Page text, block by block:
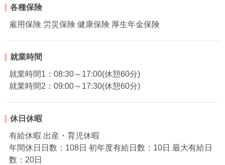
各種保険
雇用保険 労災保険 健康保険 厚生年金保険
就業時間
就業時間1：08:30～17:00(休憩60分)
就業時間2：09:00～17:30(休憩60分)
休日休暇
有給休暇 出産・育児休暇
年間休日日数：108日 初年度有給日数：10日 最大有給日
数：20日